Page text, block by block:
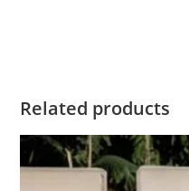
Related products